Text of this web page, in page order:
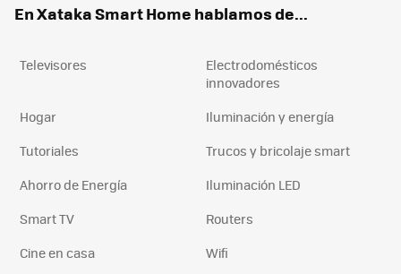
En Xataka Smart Home hablamos de...
Televisores
Electrodomésticos
innovadores
Hogar
Iluminación y energía
Tutoriales
Trucos y bricolaje smart
Ahorro de Energía
Iluminación LED
Smart TV
Routers
Cine en casa
Wifi